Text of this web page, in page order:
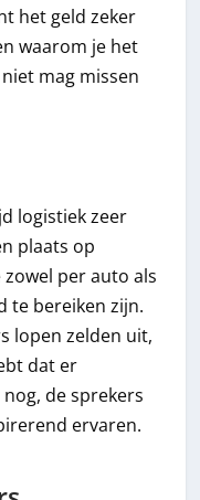
het geld zeker
waarom je het
mag missen
logistiek zeer
plaats op
per auto als
te bereiken zijn.
lopen zelden uit,
dat er
de sprekers
ervaren.